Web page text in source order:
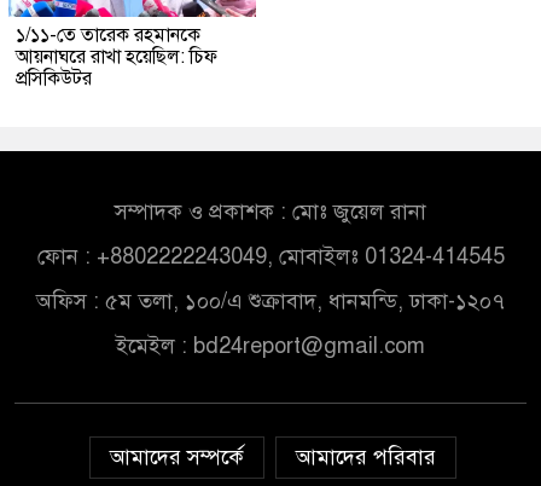
১/১১-তে তারেক রহমানকে
আয়নাঘরে রাখা হয়েছিল: চিফ
প্রসিকিউটর
সম্পাদক ও প্রকাশক : মোঃ জুয়েল রানা
ফোন : +8802222243049, মোবাইলঃ 01324-414545
অফিস : ৫ম তলা, ১০০/এ শুক্রাবাদ, ধানমন্ডি, ঢাকা-১২০৭
ইমেইল : bd24report@gmail.com
আমাদের সম্পর্কে আমাদের পরিবার